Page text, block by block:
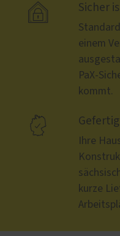
 Sicher
einem
PaX-
kommt.

Ihre
kurze